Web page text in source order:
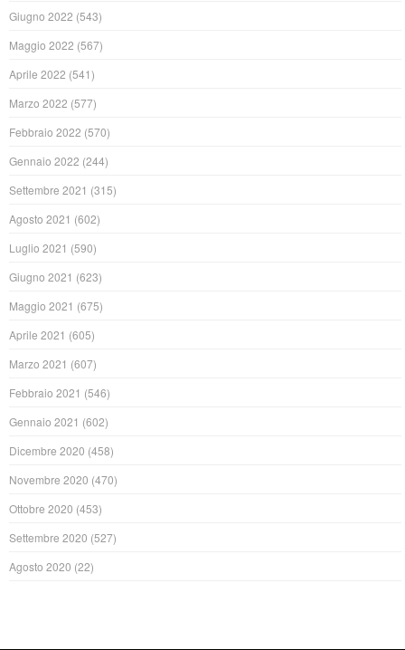
Giugno 2022 (543)
Maggio 2022 (567)
Aprile 2022 (541)
Marzo 2022 (577)
Febbraio 2022 (570)
Gennaio 2022 (244)
Settembre 2021 (315)
Agosto 2021 (602)
Luglio 2021 (590)
Giugno 2021 (623)
Maggio 2021 (675)
Aprile 2021 (605)
Marzo 2021 (607)
Febbraio 2021 (546)
Gennaio 2021 (602)
Dicembre 2020 (458)
Novembre 2020 (470)
Ottobre 2020 (453)
Settembre 2020 (527)
Agosto 2020 (22)